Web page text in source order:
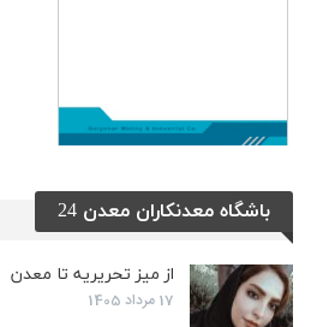
باشگاه معدنکاران معدن 24
از میز تحریریه تا معدن
17 مرداد 1405